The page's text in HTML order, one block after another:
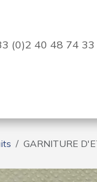
(0)2 40 48 74 33
GARNITURE